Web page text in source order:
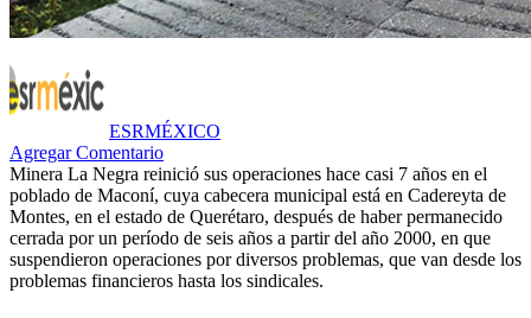
ESRMÉXICO
Agregar Comentario
Minera La Negra reinició sus operaciones hace casi 7 años en el
poblado de Maconí, cuya cabecera municipal está en Cadereyta de
Montes, en el estado de Querétaro, después de haber permanecido
cerrada por un período de seis años a partir del año 2000, en que
suspendieron operaciones por diversos problemas, que van desde los
problemas financieros hasta los sindicales.